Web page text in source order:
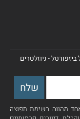
- ניוזלטרים
מהווה רשימת תפוצה